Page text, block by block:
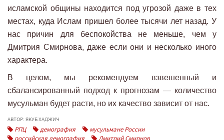
исламской общины находится под угрозой даже в тех
местах, куда Ислам пришел более тысячи лет назад. У
нас причин для беспокойства не меньше, чем у
Дмитрия Смирнова, даже если они и несколько иного
характера.
В целом, мы рекомендуем взвешенный и
сбалансированный подход к прогнозам — количество
мусульман будет расти, но их качество зависит от нас.
АВТОР: ЯКУБ ХАДЖИЧ
РПЦ демография
мусульмане России
российская демография
Дмитрий Смирнов